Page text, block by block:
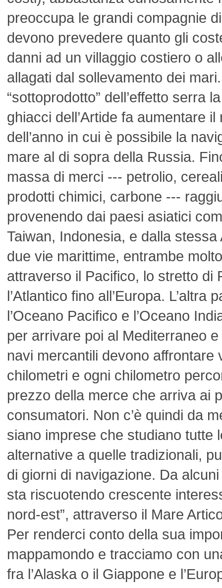
preoccupa le grandi compagnie
devono prevedere quanto gli
danni ad un villaggio costiero o
allagati dal sollevamento dei
“sottoprodotto” dell’effetto serra
ghiacci dell’Artide fa aumentare
dell’anno in cui è possibile la
mare al di sopra della Russia.
massa di merci --- petrolio,
prodotti chimici, carbone ---
provenendo dai paesi asiatici
Taiwan, Indonesia, e dalla
due vie marittime, entrambe
attraverso il Pacifico, lo stretto di
l’Atlantico fino all’Europa. L’altra
l’Oceano Pacifico e l’Oceano
per arrivare poi al Mediterraneo
navi mercantili devono affrontare
chilometri e ogni chilometro
prezzo della merce che arriva ai
consumatori. Non c’è quindi da
siano imprese che studiano tutte
alternative a quelle tradizionali,
di giorni di navigazione. Da
sta riscuotendo crescente
nord-est”, attraverso il Mare
Per renderci conto della sua
mappamondo e tracciamo con
fra l’Alaska o il Giappone e